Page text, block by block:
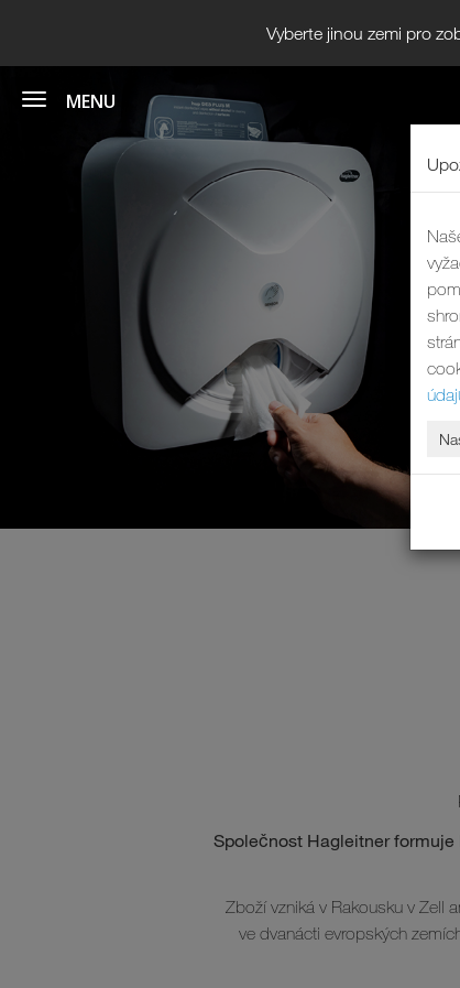
Vyberte jinou zemi pro
Společnost Hagleitner
Zboží vzniká v Rakousku v Zell
ve dvanácti evropských